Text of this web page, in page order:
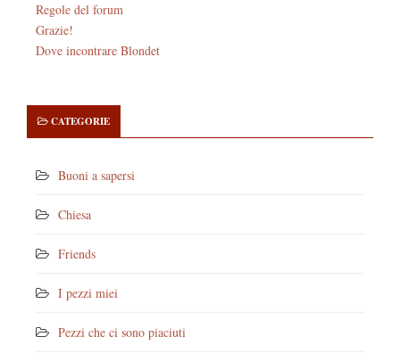
Regole del forum
Grazie!
Dove incontrare Blondet
CATEGORIE
Buoni a sapersi
Chiesa
Friends
I pezzi miei
Pezzi che ci sono piaciuti